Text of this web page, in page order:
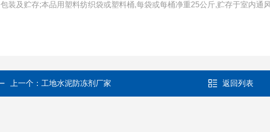
包装及贮存;本品用塑料纺织袋或塑料桶,每袋或每桶净重25公斤,贮存于室内通
上一个： 工地水泥防冻剂厂家 返回列表